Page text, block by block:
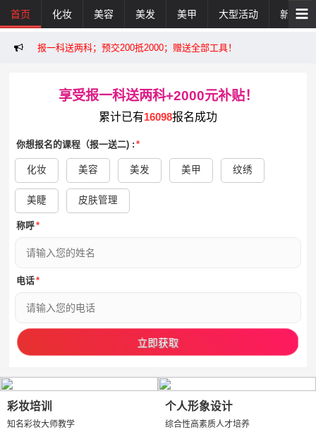
首页 化妆 美容 美发 美甲 大型活动 新闻活
报一科送两科；预交200抵2000；赠送全部工具！
享受报一科送两科+2000元补贴！
累计已有16098报名成功
你想报名的课程（报一送二) : *
化妆 美容 美发 美甲 纹绣
美睫 皮肤管理
称呼*
电话*
彩妆培训
知名彩妆大师教学
个人形象设计
综合性高素质人才培养